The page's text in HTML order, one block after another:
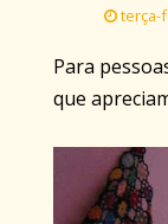
terça-
Para
que